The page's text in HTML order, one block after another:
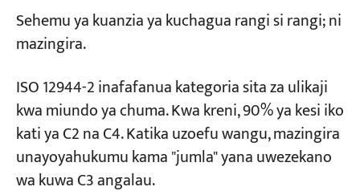
Maswali Yanayoulizwa Mara kwa Mara
Je, mipako chaguo-msingi ya kreni ya
Je, ninaweza kutumia mfumo mnene zaidi
bila kujali mazingira?
Ni ipi bora zaidi, galvanizing ya kuchovya
moto au mipako ya rangi?
Sehemu ya kuanzia ya kuchagua rangi si rangi; ni
mazingira.
ISO 12944-2 inafafanua kategoria sita za ulikaji
kwa miundo ya chuma. Kwa kreni, 90% ya kesi iko
kati ya C2 na C4. Katika uzoefu wangu, mazingira
unayoyahukumu kama "jumla" yana uwezekano
wa kuwa C3 angalau.